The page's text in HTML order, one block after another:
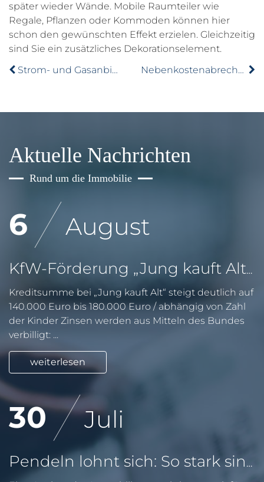
später wieder Wände. Mobile Raumteiler wie
Regale, Pflanzen oder Kommoden können hier
schon den gewünschten Effekt erzielen. Gleichzeitig
sind Sie ein zusätzliches Dekorationselement.
Strom- und Gasanbieter – jetzt Preise vergleichen!
Nebenkostenabrechnung – darauf müssen Sie achten
Aktuelle Nachrichten
Rund um die Immobilie
6 August
KfW-Förderung „Jung kauft Alt“: Höhere Kredite ab August 2026
Kreditsumme bei „Jung kauft Alt“ steigt deutlich auf
140.000 Euro bis 180.000 Euro / abhängig von Zahl
der Kinder Zinsen werden aus Mitteln des Bundes
verbilligt: ...
weiterlesen
30 Juli
Pendeln lohnt sich: So stark sinken Wohnungspreise im Umland